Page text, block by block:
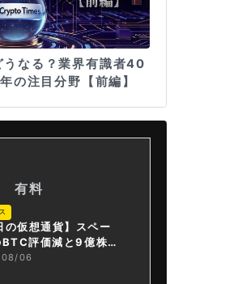
うなる？業界有識者40
の注目分野【前編】
有料
の仮想通貨】スペー
評価減と9億株の
208億円相当のBTC
06